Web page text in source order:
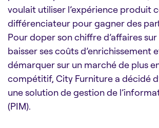
voulait utiliser l’expérience produit
différenciateur pour gagner des
Pour doper son chiffre d’affaires
baisser ses coûts d’enrichissement
démarquer sur un marché de plus
compétitif, City Furniture a décidé
une solution de gestion de
(PIM).